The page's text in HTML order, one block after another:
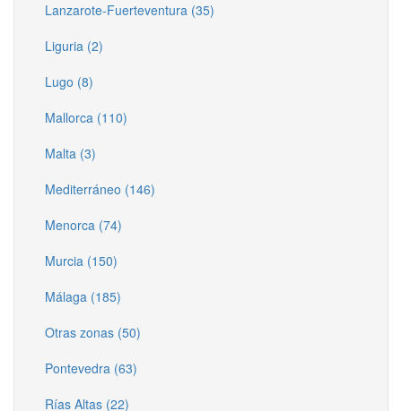
Lanzarote-Fuerteventura (35)
Liguria (2)
Lugo (8)
Mallorca (110)
Malta (3)
Mediterráneo (146)
Menorca (74)
Murcia (150)
Málaga (185)
Otras zonas (50)
Pontevedra (63)
Rías Altas (22)